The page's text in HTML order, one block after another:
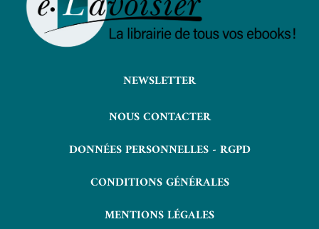
NEWSLETTER
NOUS CONTACTER
DONNÉES PERSONNELLES - RGPD
CONDITIONS GÉNÉRALES
MENTIONS LÉGALES